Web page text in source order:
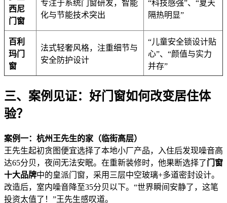
西尼
门窗
专注于系统门窗研发，智能
化与节能技术突出
“科技感强”、“夏天
隔热明显”
百利
玛门
窗
法式轻奢风格，注重细节与
安全防护设计
“儿童安全锁设计贴
心”、“颜值与实力
并存”
三、案例见证：好门窗如何改变居住体
验？
案例一：杭州王先生的家（临街高层）
王先生起初贪图便宜选择了本地小厂产品，入住后发现噪音高
达65分贝，夜间无法安眠。在重新装修时，他果断选择了门窗
十大品牌中的皇派门窗，采用三层中空玻璃+多道密封设计。
改造后，室内噪音降至35分贝以下。“世界瞬间安静了，这笔
投资太值了！”王先生感叹道。